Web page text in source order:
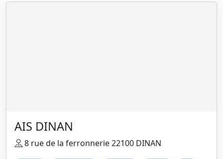
AIS DINAN
8 rue de la ferronnerie 22100 DINAN